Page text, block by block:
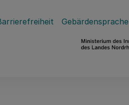
Gebärdensprache